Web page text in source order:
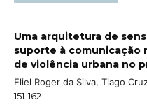
Uma arquitetura de
suporte à comunicação
de violência urbana no
Eliel Roger da Silva, Tiago
151-162